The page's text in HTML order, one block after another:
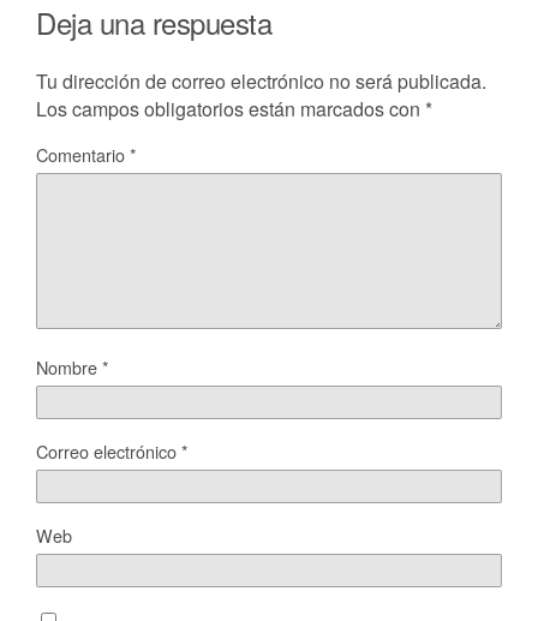
Deja una respuesta
Tu dirección de correo electrónico no será publicada.
Los campos obligatorios están marcados con *
Comentario*
Nombre*
Correo electrónico*
Web